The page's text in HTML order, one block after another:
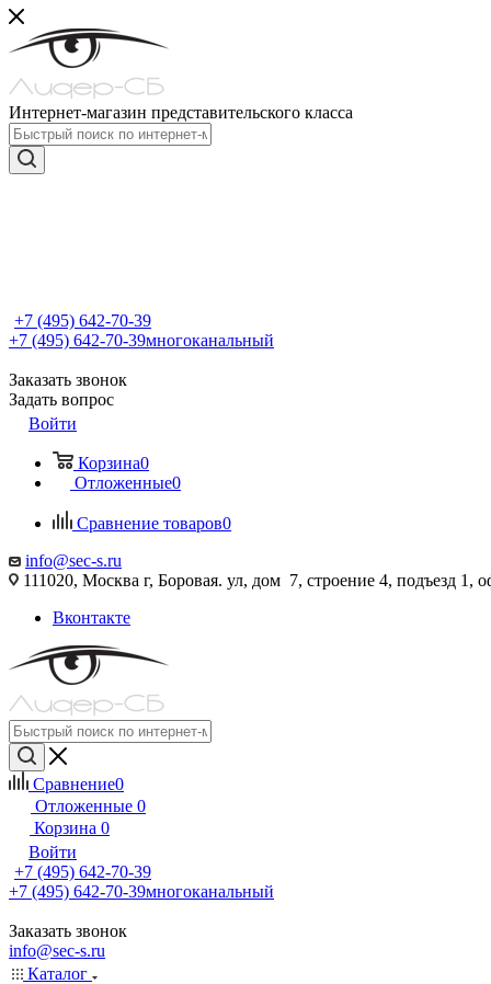
Интернет-магазин представительского класса
+7 (495) 642-70-39
+7 (495) 642-70-39многоканальный
Заказать звонок
Задать вопрос
Войти
Корзина0
Отложенные0
Сравнение товаров0
info@sec-s.ru
111020, Москва г, Боровая. ул, дом 7, строение 4, подъезд 1,
Вконтакте
Сравнение0
Отложенные 0
Корзина 0
Войти
+7 (495) 642-70-39
+7 (495) 642-70-39многоканальный
Заказать звонок
info@sec-s.ru
Каталог